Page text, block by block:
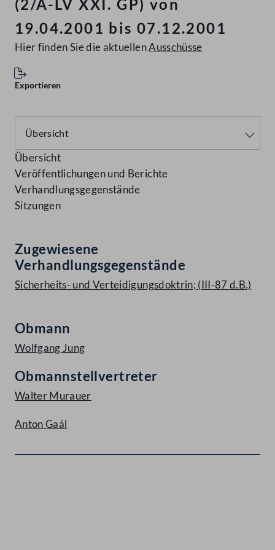
(2/A-LV XXI. GP) von
19.04.2001 bis 07.12.2001
Hier finden Sie die aktuellenAusschüsse
Exportieren
Übersicht
Veröffentlichungen und Berichte
Verhandlungsgegenstände
Sitzungen
Zugewiesene
Verhandlungsgegenstände
Sicherheits- und Verteidigungsdoktrin; (III-87 d.B.)
Obmann
Wolfgang Jung
Obmannstellvertreter
Walter Murauer
Anton Gaál